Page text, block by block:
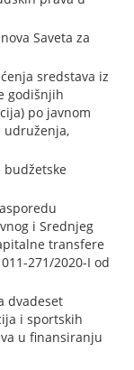
Saveta za
sredstava iz
godišnjih
po javnom
udruženja,
budžetske
i Srednjeg
transfere
271/2020-I od
dvadeset
i sportskih
u finansiranju